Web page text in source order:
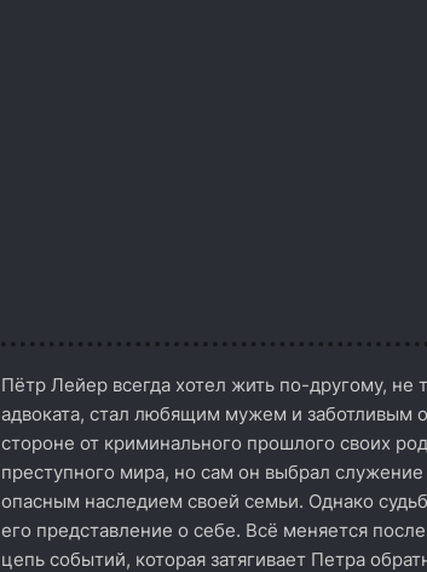
Пётр Лейер всегда хотел жить по-другому, не
адвоката, стал любящим мужем и заботливым
стороне от криминального прошлого своих
преступного мира, но сам он выбрал
опасным наследием своей семьи. Однако
его представление о себе. Всё меняется
цепь событий, которая затягивает Петра